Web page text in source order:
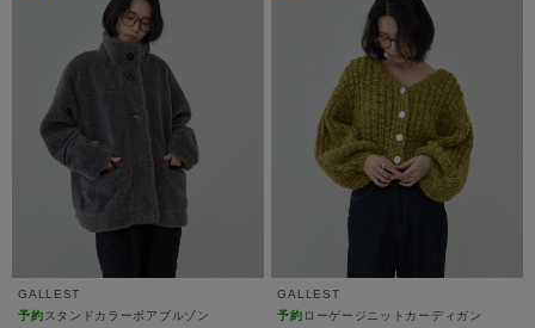
GALLEST
予約 スタンドカラーボアブルゾン
GALLEST
予約 ローゲージニットカーディガン